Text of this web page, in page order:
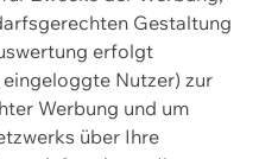
Gestaltung
erfolgt
Nutzer) zur
Werbung und um
über Ihre